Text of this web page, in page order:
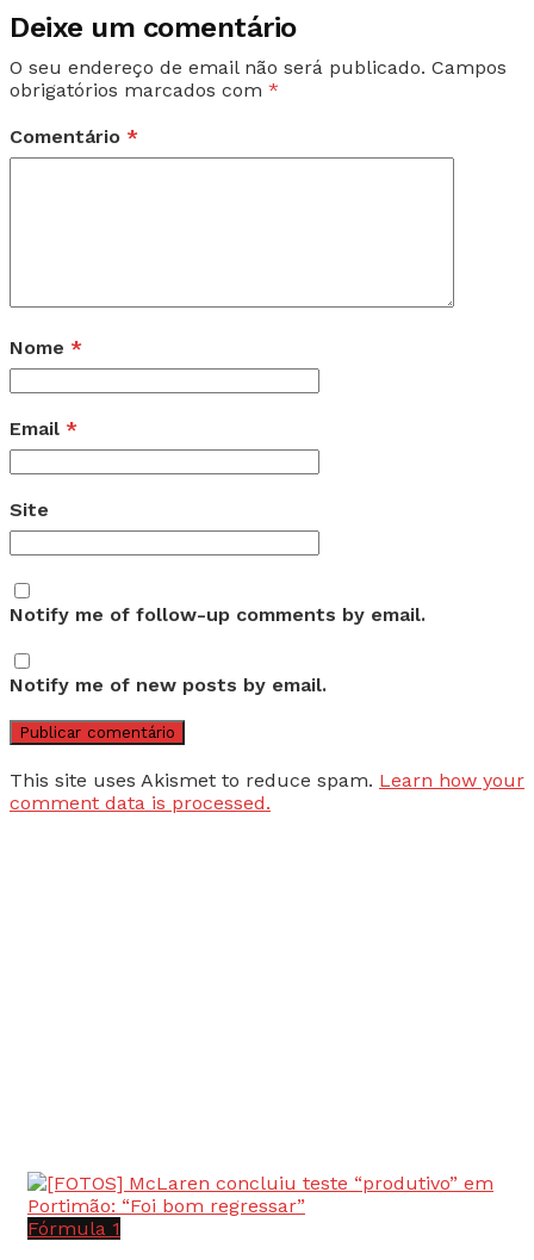
Deixe um comentário
O seu endereço de email não será publicado. Campos
obrigatórios marcados com *
Comentário *
Nome *
Email *
Site
Notify me of follow-up comments by email.
Notify me of new posts by email.
This site uses Akismet to reduce spam. Learn how your
comment data is processed.
Fórmula 1